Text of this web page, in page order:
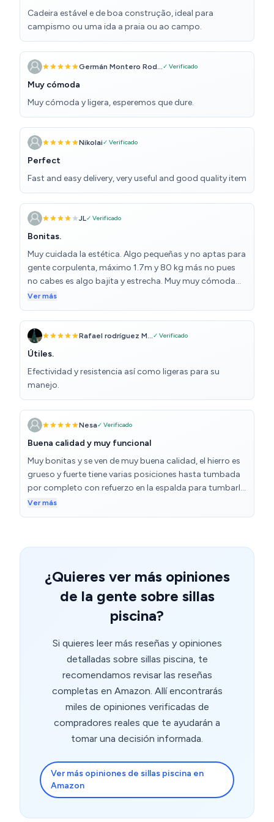
Cadeira estável e de boa construção, ideal para
campismo ou uma ida a praia ou ao campo.
Germán Montero Rod... ✓ Verificado
Muy cómoda
Muy cómoda y ligera, esperemos que dure.
Nikolai✓ Verificado
Perfect
Fast and easy delivery, very useful and good quality item
JL✓ Verificado
Bonitas.
Muy cuidada la estética. Algo pequeñas y no aptas para
gente corpulenta, máximo 1.7m y 80 kg más no pues
no cabes es algo bajita y estrecha. Muy muy cómoda
eso si, pero algo pesada de llevar, como un 50% más de
peso que las normales de aluminio. Entiendo que al ser
de acero durarán más.
Ver más
Rafael rodríguez M... ✓ Verificado
Útiles.
Efectividad y resistencia así como ligeras para su
manejo.
Nesa✓ Verificado
Buena calidad y muy funcional
Muy bonitas y se ven de muy buena calidad, el hierro es
grueso y fuerte tiene varias posiciones hasta tumbada
por completo con refuerzo en la espalda para tumbarla
el cabecero muy cómodo
Ver más
¿Quieres ver más opiniones
de la gente sobre sillas
piscina?
Si quieres leer más reseñas y opiniones
detalladas sobre sillas piscina, te
recomendamos revisar las reseñas
completas en Amazon. Allí encontrarás
miles de opiniones verificadas de
compradores reales que te ayudarán a
tomar una decisión informada.
Ver más opiniones de sillas piscina en
Amazon